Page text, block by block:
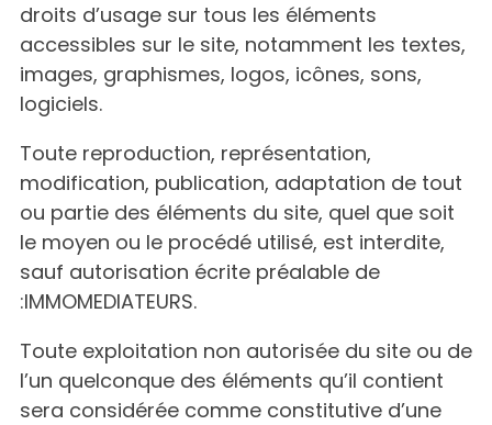
droits d’usage sur tous les éléments
accessibles sur le site, notamment les textes,
images, graphismes, logos, icônes, sons,
logiciels.
Toute reproduction, représentation,
modification, publication, adaptation de tout
ou partie des éléments du site, quel que soit
le moyen ou le procédé utilisé, est interdite,
sauf autorisation écrite préalable de
:IMMOMEDIATEURS.
Toute exploitation non autorisée du site ou de
l’un quelconque des éléments qu’il contient
sera considérée comme constitutive d’une